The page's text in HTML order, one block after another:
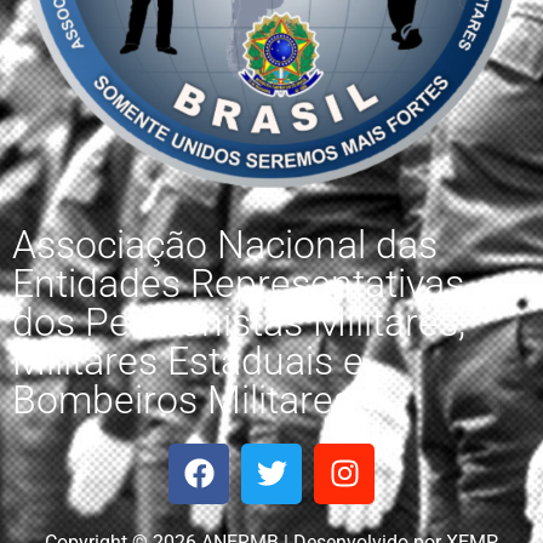
Associação Nacional das
Entidades Representativas
dos Pensionistas Militares,
Militares Estaduais e
Bombeiros Militares.